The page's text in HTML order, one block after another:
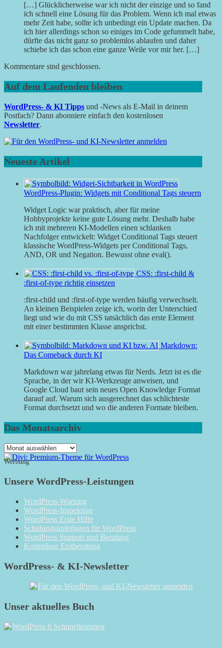
[…] Glücklicherweise war ich nicht der einzige und so fand
ich schnell eine Lösung für das Problem. Wenn ich mal etwas
mehr Zeit habe, sollte ich unbedingt ein Update machen. Da
ich hier allerdings schon so einiges im Code gefummelt habe,
dürfte das nicht ganz so problemlos ablaufen und daher
schiebe ich das schon eine ganze Weile vor mir her. […]
Kommentare sind geschlossen.
Auf dem Laufenden bleiben
WordPress- & KI Tipps und -News als E-Mail in deinem
Postfach? Dann abonniere einfach den kostenlosen
Newsletter.
Neueste Artikel
WordPress-Plugin: Widgets mit Conditional Tags steuern
Widget Logic war praktisch, aber für meine
Hobbyprojekte keine gute Lösung mehr. Deshalb habe
ich mit mehreren KI-Modellen einen schlanken
Nachfolger entwickelt: Widget Conditional Tags steuert
klassische WordPress-Widgets per Conditional Tags,
AND, OR und Negation. Bewusst ohne eval().
CSS: :first-child &
:first-of-type richtig einsetzen
:first-child und :first-of-type werden häufig verwechselt.
An kleinen Beispielen zeige ich, worin der Unterschied
liegt und wie du mit CSS tatsächlich das erste Element
mit einer bestimmten Klasse ansprichst.
Markdown:
Das Comeback durch KI
Markdown war jahrelang etwas für Nerds. Jetzt ist es die
Sprache, in der wir KI-Werkzeuge anweisen, und
Google Cloud baut sein neues Open Knowledge Format
darauf auf. Warum sich ausgerechnet das schlichteste
Format durchsetzt und wo die anderen Formate bleiben.
Das Monatsarchiv
Das
Monatsarchiv
Werbung
Unsere WordPress-Leistungen
WordPress-Wartung
WordPress-Inspektion
WordPress Erste Hilfe
Schulungsunterlagen für WordPress
WordPress Support und Beratung
Kostenlose Erstberatung
WordPress- & KI-Newsletter
Unser aktuelles Buch